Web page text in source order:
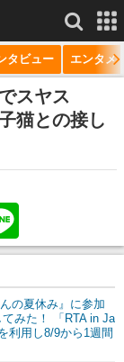
もっと見る
タビュー エンタメ
スヤス
猫との接し
の夏休み』に参加
みた！ 「RTA in Ja
利用し8/9から1週間